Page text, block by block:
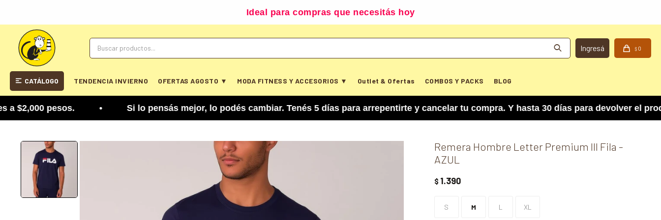
Ideal para compras que necesitás hoy
CATÁLOGO TENDENCIA INVIERNO OFERTAS AGOSTO ▼ MODA FITNESS Y ACCESORIOS ▼ Outlet & Ofertas COMBOS Y PACKS BLOG
$ 0
$2,000 pesos. • Si lo pensás mejor, lo podés cambiar. Tenés 5 días para arrepentirte y cancelar tu compra. Y hasta 30 días para devolver el
Remera Hombre Letter Premium lll Fila -
AZUL
$ 1.390
S M L XL